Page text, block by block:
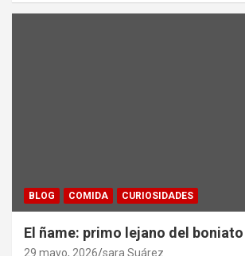
BLOG COMIDA CURIOSIDADES
El ñame: primo lejano del boniato
29 mayo, 2026 sara Suárez